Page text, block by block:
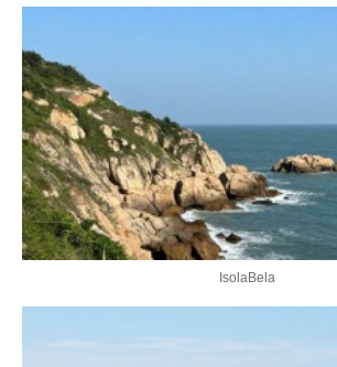
IsolaBela